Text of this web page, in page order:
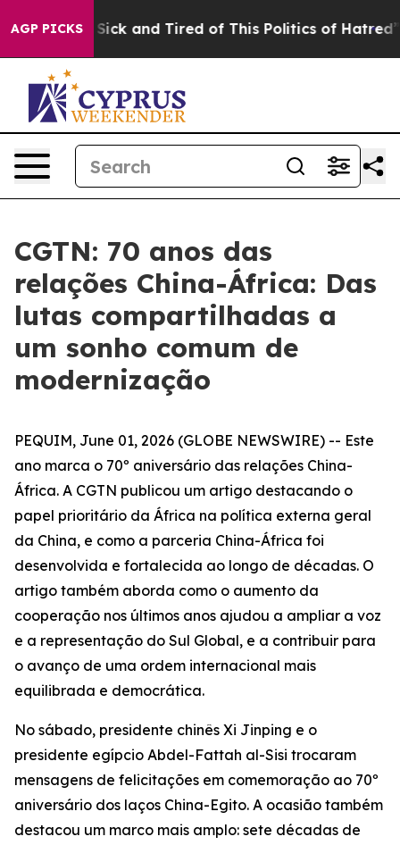
AGP PICKS
Are Sick and Tired of This Politics of Hatred” The
CGTN: 70 anos das
relações China-África: Das
lutas compartilhadas a
um sonho comum de
modernização
PEQUIM, June 01, 2026 (GLOBE NEWSWIRE) -- Este
ano marca o 70º aniversário das relações China-
África. A CGTN publicou um artigo destacando o
papel prioritário da África na política externa geral
da China, e como a parceria China-África foi
desenvolvida e fortalecida ao longo de décadas. O
artigo também aborda como o aumento da
cooperação nos últimos anos ajudou a ampliar a voz
e a representação do Sul Global, e a contribuir para
o avanço de uma ordem internacional mais
equilibrada e democrática.
No sábado, presidente chinês Xi Jinping e o
presidente egípcio Abdel-Fattah al-Sisi trocaram
mensagens de felicitações em comemoração ao 70º
aniversário dos laços China-Egito. A ocasião também
destacou um marco mais amplo: sete décadas de